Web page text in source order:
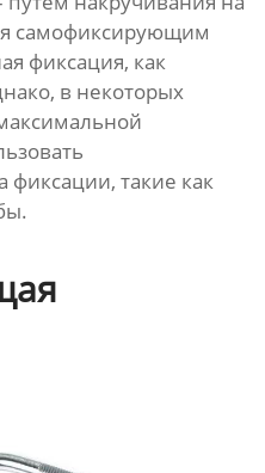
самофиксирующим
фиксация, как
в некоторых
фиксации, такие как